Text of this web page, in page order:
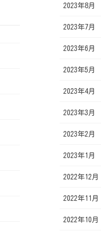
2023年8月
2023年7月
2023年6月
2023年5月
2023年4月
2023年3月
2023年2月
2023年1月
2022年12月
2022年11月
2022年10月